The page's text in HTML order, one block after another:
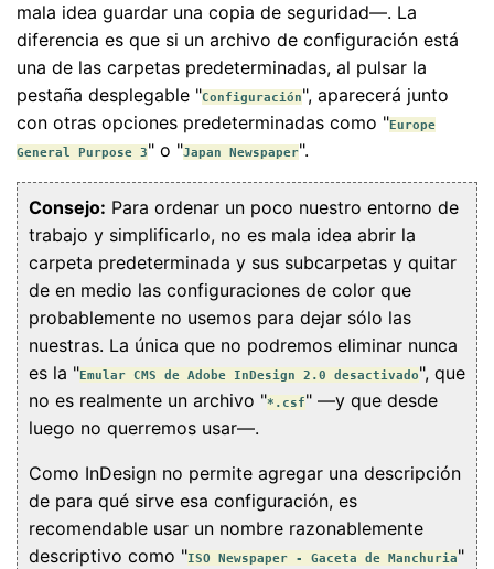
mala idea guardar una copia de seguridad—. La
diferencia es que si un archivo de configuración está
una de las carpetas predeterminadas, al pulsar la
pestaña desplegable "Configuración", aparecerá junto
con otras opciones predeterminadas como "Europe
General Purpose 3" o "Japan Newspaper".
Consejo: Para ordenar un poco nuestro entorno de
trabajo y simplificarlo, no es mala idea abrir la
carpeta predeterminada y sus subcarpetas y quitar
de en medio las configuraciones de color que
probablemente no usemos para dejar sólo las
nuestras. La única que no podremos eliminar nunca
es la "Emular CMS de Adobe InDesign 2.0 desactivado", que
no es realmente un archivo "*.csf" —y que desde
luego no querremos usar—.
Como InDesign no permite agregar una descripción
de para qué sirve esa configuración, es
recomendable usar un nombre razonablemente
descriptivo como "ISO Newspaper - Gaceta de Manchuria"